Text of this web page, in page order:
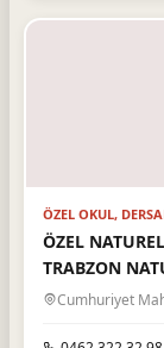
ÖZEL OKUL,
ÖZEL
TRABZON
Cumhuriyet